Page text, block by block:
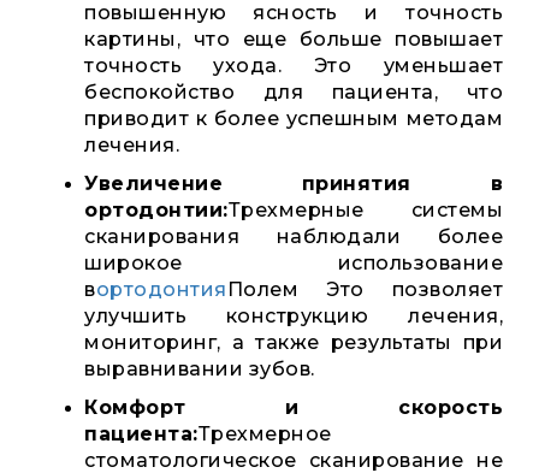
повышенную ясность и точность
картины, что еще больше повышает
точность ухода. Это уменьшает
беспокойство для пациента, что
приводит к более успешным методам
лечения.
Увеличение принятия в
ортодонтии:Трехмерные системы
сканирования наблюдали более
широкое использование
вортодонтия Полем Это позволяет
улучшить конструкцию лечения,
мониторинг, а также результаты при
выравнивании зубов.
Комфорт и скорость
пациента:Трехмерное
стоматологическое сканирование не